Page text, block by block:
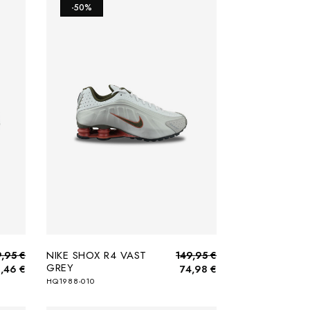
€
€
NIKE SHOX R4 VAST
GREY
HQ1988-010
149,95 €
74,98 €
-50%